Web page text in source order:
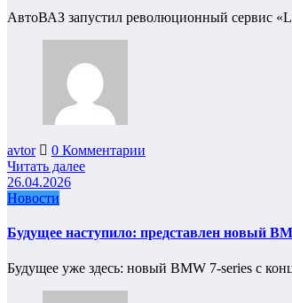
АвтоВАЗ запустил революционный сервис
avtor
0 Комментарии
Читать далее
26.04.2026
Новости
Будущее наступило: представлен новый
Будущее уже здесь: новый BMW 7-series с